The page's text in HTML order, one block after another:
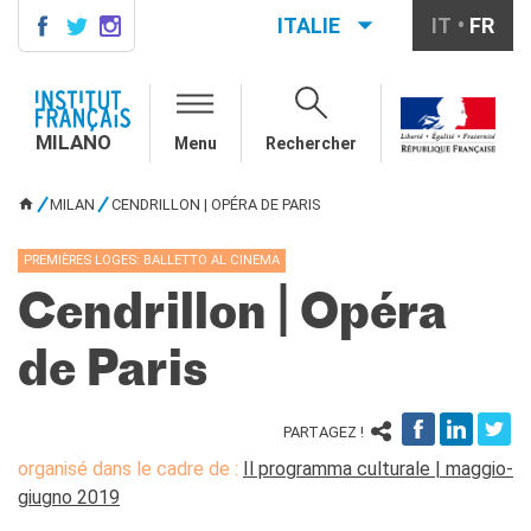
AGENDA
CONTACTS
Cours quadrimestriels et
annuels de français
Cours intensifs mensuels de
français
Cours collectifs enfants et
adolescents
Ateliers thématiques
Cours de préparation
ITALIE IT FR
MILANO Menu Rechercher
MILAN CENDRILLON | OPÉRA DE PARIS
PREMIÈRES LOGES: BALLETTO AL CINEMA
Cendrillon | Opéra
de Paris
PARTAGEZ !
organisé dans le cadre de : Il programma culturale | maggio-
giugno 2019